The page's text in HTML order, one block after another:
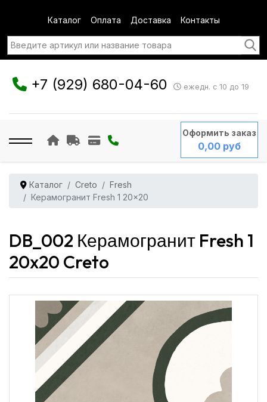
Каталог Оплата Доставка Контакты
+7 (929) 680-04-60 ежедн. с 10 до 19
Оформить заказ
0,00 руб
Каталог Creto
Fresh
Керамогранит Fresh 1 20x20
DB_002 Керамогранит Fresh 1
20x20 Creto